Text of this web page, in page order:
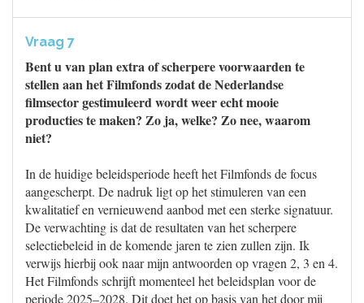
Vraag 7
Bent u van plan extra of scherpere voorwaarden te
stellen aan het Filmfonds zodat de Nederlandse
filmsector gestimuleerd wordt weer echt mooie
producties te maken? Zo ja, welke? Zo nee, waarom
niet?
In de huidige beleidsperiode heeft het Filmfonds de focus
aangescherpt. De nadruk ligt op het stimuleren van een
kwalitatief en vernieuwend aanbod met een sterke signatuur.
De verwachting is dat de resultaten van het scherpere
selectiebeleid in de komende jaren te zien zullen zijn. Ik
verwijs hierbij ook naar mijn antwoorden op vragen 2, 3 en 4.
Het Filmfonds schrijft momenteel het beleidsplan voor de
periode 2025–2028. Dit doet het op basis van het door mij